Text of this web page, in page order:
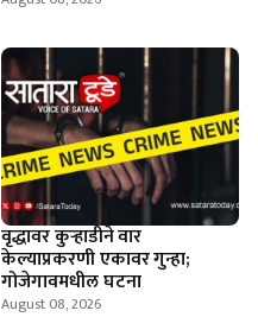
वृद्धावर कुऱ्हाडीने वार
केल्याप्रकरणी एकावर गुन्हा;
गोजेगावमधील घटना
August 08, 2026